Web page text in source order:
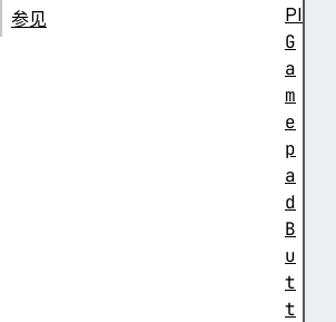
参见
PI
G
a
m
e
p
a
d
B
u
t
t